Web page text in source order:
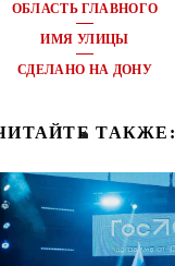
ОБЛАСТЬ ГЛАВНОГО
ИМЯ УЛИЦЫ
СДЕЛАНО НА ДОНУ
ТАКЖЕ: